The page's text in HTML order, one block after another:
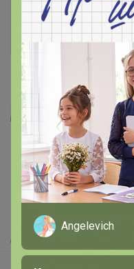
Войти
Как здесь все устроено?
Как сделать заказ?
Как получить?
Доставка
Angelevich